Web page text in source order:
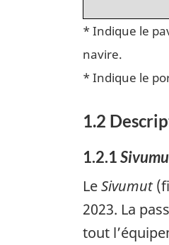
* Indique le
navire.
* Indique le
1.2
1.2.1
LeSivumut
2023. La
tout